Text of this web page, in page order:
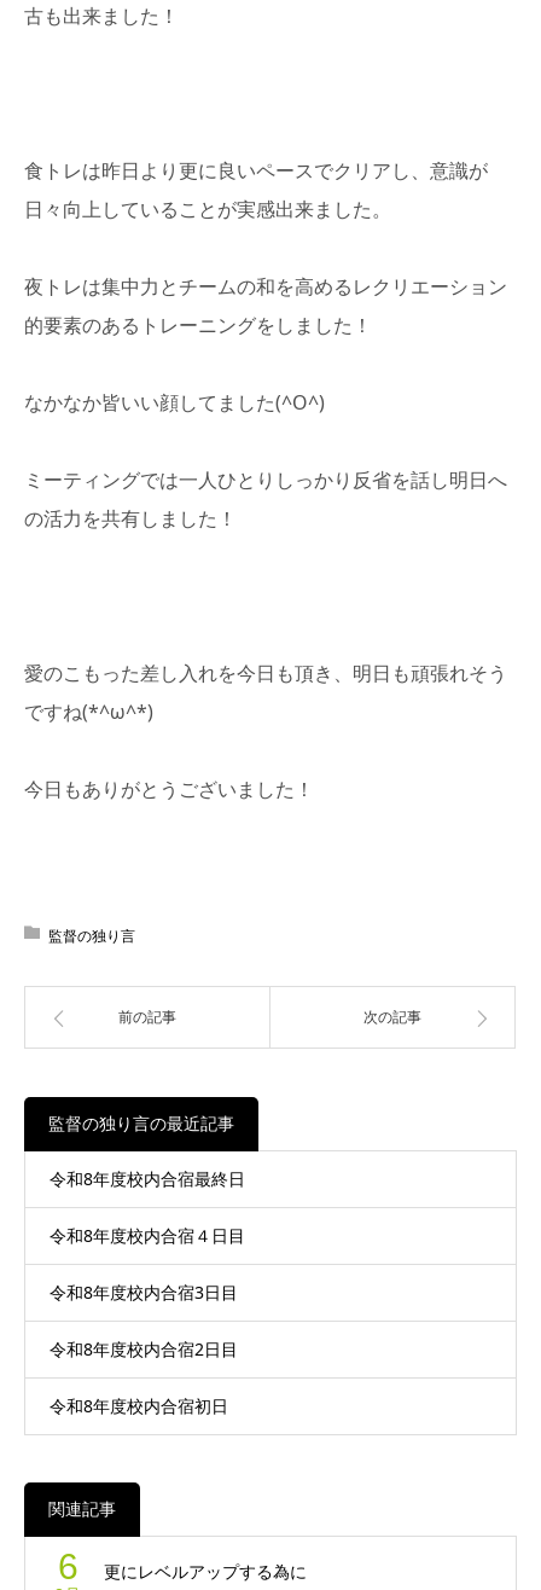
古も出来ました！
食トレは昨日より更に良いペースでクリアし、意識が
日々向上していることが実感出来ました。
夜トレは集中力とチームの和を高めるレクリエーション
的要素のあるトレーニングをしました！
なかなか皆いい顔してました(^O^)
ミーティングでは一人ひとりしっかり反省を話し明日へ
の活力を共有しました！
愛のこもった差し入れを今日も頂き、明日も頑張れそう
ですね(*^ω^*)
今日もありがとうございました！
監督の独り言
前の記事 次の記事
監督の独り言の最近記事
令和8年度校内合宿最終日
令和8年度校内合宿４日目
令和8年度校内合宿3日目
令和8年度校内合宿2日目
令和8年度校内合宿初日
関連記事
6 更にレベルアップする為に